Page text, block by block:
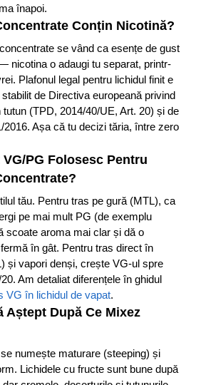
înapoi.
Conțin Nicotină?
se vând ca esențe de gust
nicotina o adaugi tu separat, printr-
Plafonul legal pentru lichidul finit e
de Directiva europeană privind
tutun (TPD, 2014/40/UE, Art. 20) și de
2016. Așa că tu decizi tăria, între zero
PG Folosesc Pentru
tău. Pentru tras pe gură (MTL), ca
pe mai mult PG (de exemplu
scoate aroma mai clar și dă o
în gât. Pentru tras direct în
și vapori denși, crește VG-ul spre
Am detaliat diferențele în ghidul
VG în lichidul de vapat.
Aștept După Ce Mixez
numește maturare (steeping) și
Lichidele cu fructe sunt bune după